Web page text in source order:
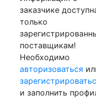
заказчике
только
поставщикам!
Необходимо
авторизоваться
и заполнить